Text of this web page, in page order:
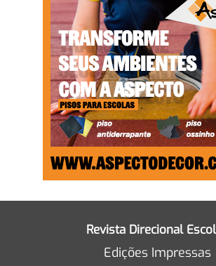
Revista Direcional
Edições Impressas